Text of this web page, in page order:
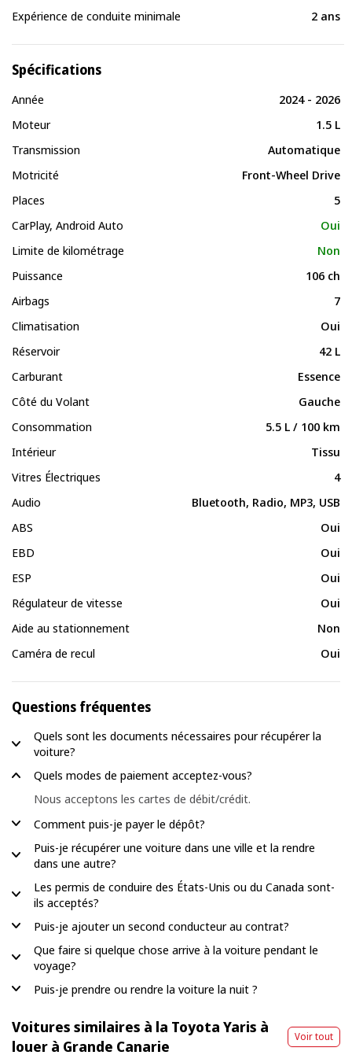
Expérience de conduite minimale
2 ans
Spécifications
Année
2024 - 2026
Moteur
1.5 L
Transmission
Automatique
Motricité
Front-Wheel Drive
Places
5
CarPlay, Android Auto
Oui
Limite de kilométrage
Non
Puissance
106 ch
Airbags
7
Climatisation
Oui
Réservoir
42 L
Carburant
Essence
Côté du Volant
Gauche
Consommation
5.5 L / 100 km
Intérieur
Tissu
Vitres Électriques
4
Audio
Bluetooth, Radio, MP3, USB
ABS
Oui
EBD
Oui
ESP
Oui
Régulateur de vitesse
Oui
Aide au stationnement
Non
Caméra de recul
Oui
Questions fréquentes
Quels sont les documents nécessaires pour récupérer la
voiture?
Quels modes de paiement acceptez-vous?
Nous acceptons les cartes de débit/crédit.
Comment puis-je payer le dépôt?
Puis-je récupérer une voiture dans une ville et la rendre
dans une autre?
Les permis de conduire des États-Unis ou du Canada sont-
ils acceptés?
Puis-je ajouter un second conducteur au contrat?
Que faire si quelque chose arrive à la voiture pendant le
voyage?
Puis-je prendre ou rendre la voiture la nuit ?
Voitures similaires à la Toyota Yaris à
louer à Grande Canarie
Voir tout